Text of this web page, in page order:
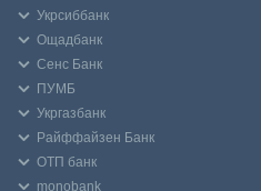
Укрсиббанк
Ощадбанк
Сенс Банк
ПУМБ
Укргазбанк
Райффайзен Банк
ОТП банк
monobank